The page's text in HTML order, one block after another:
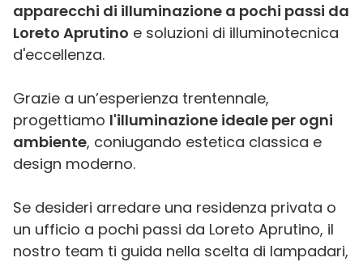
apparecchi di illuminazione a pochi passi da
Loreto Aprutino e soluzioni di illuminotecnica
d'eccellenza.
Grazie a un’esperienza trentennale,
progettiamo l'illuminazione ideale per ogni
ambiente, coniugando estetica classica e
design moderno.
Se desideri arredare una residenza privata o
un ufficio a pochi passi da Loreto Aprutino, il
nostro team ti guida nella scelta di lampadari,